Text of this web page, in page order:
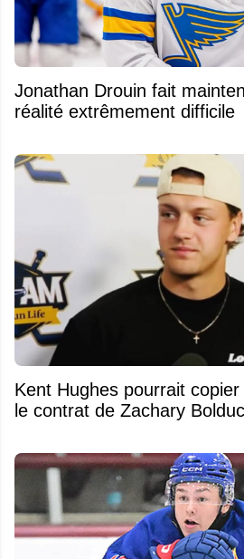
Jonathan Drouin fait
réalité extrêmement difficile
Kent Hughes pourrait
le contrat de Zachary Bolduc